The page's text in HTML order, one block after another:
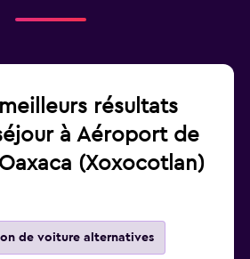
résultats
à Aéroport de
(Xoxocotlan)
de voiture alternatives